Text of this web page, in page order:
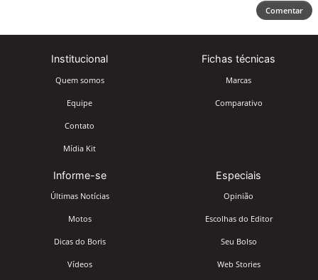
Comentar
Institucional
Quem somos
Equipe
Contato
Mídia Kit
Fichas técnicas
Marcas
Comparativo
Informe-se
Últimas Notícias
Motos
Dicas do Boris
Vídeos
Especiais
Opinião
Escolhas do Editor
Seu Bolso
Web Stories